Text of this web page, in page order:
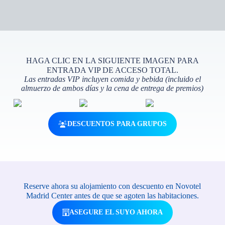
HAGA CLIC EN LA SIGUIENTE IMAGEN PARA
ENTRADA VIP DE ACCESO TOTAL.
Las entradas VIP incluyen comida y bebida (incluido el
almuerzo de ambos días y la cena de entrega de premios)
DESCUENTOS PARA GRUPOS
Reserve ahora su alojamiento con descuento en Novotel
Madrid Center antes de que se agoten las habitaciones.
ASEGURE EL SUYO AHORA